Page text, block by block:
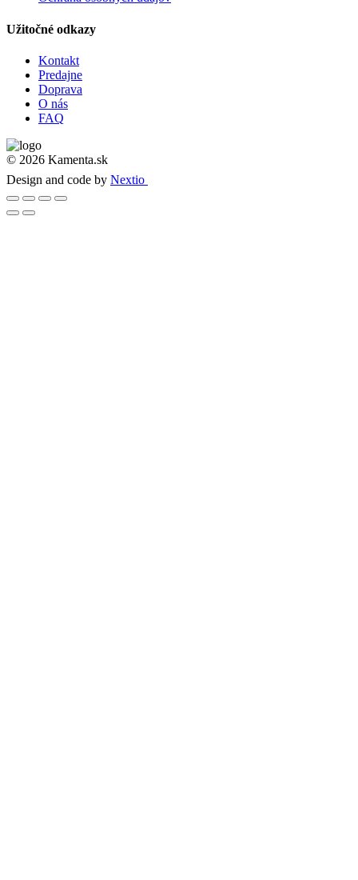
Užitočné odkazy
Kontakt
Predajne
Doprava
O nás
FAQ
© 2026 Kamenta.sk
Design and code by Nextio